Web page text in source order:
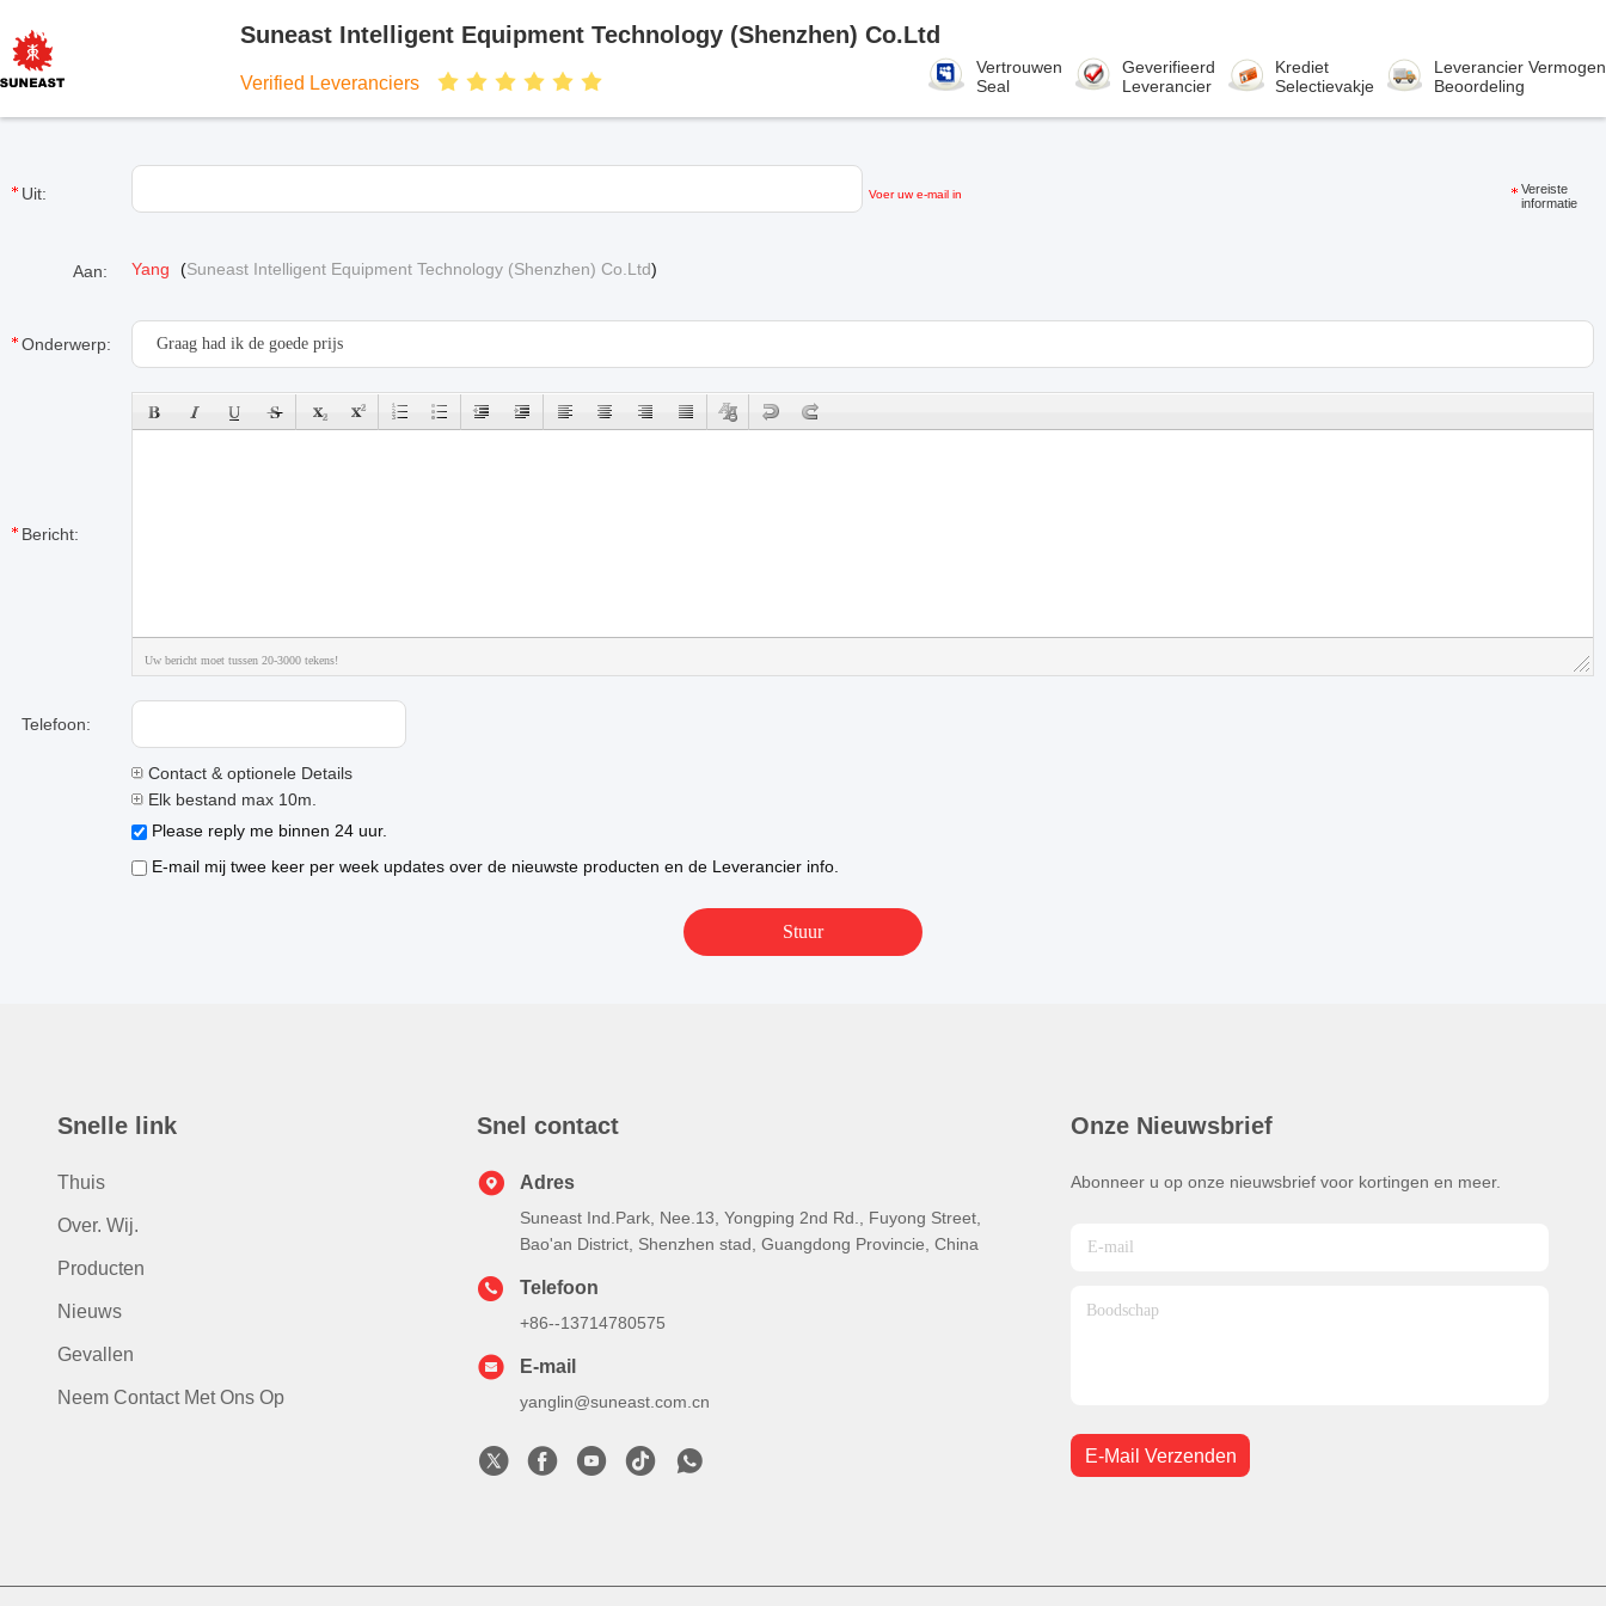
Suneast Intelligent Equipment Technology (Shenzhen) Co.Ltd
Verified Leveranciers
Vertrouwen
Seal
Geverifieerd
Leverancier
Krediet
Selectievakje
Leverancier Vermogen
Beoordeling
Uit: Voer uw e-mail in
Vereiste
informatie
Aan: Yang (Suneast Intelligent Equipment Technology (Shenzhen) Co.Ltd)
Onderwerp:
Bericht:
Uw bericht moet tussen 20-3000 tekens!
Telefoon:
Contact & optionele Details
Elk bestand max 10m.
Please reply me binnen 24 uur.
E-mail mij twee keer per week updates over de nieuwste producten en de Leverancier info.
Snelle link
Thuis
Over. Wij.
Producten
Nieuws
Gevallen
Neem Contact Met Ons Op
Snel contact
Adres
Suneast Ind.Park, Nee.13, Yongping 2nd Rd., Fuyong Street,
Bao'an District, Shenzhen stad, Guangdong Provincie, China
Telefoon
+86--13714780575
E-mail
yanglin@suneast.com.cn
Onze Nieuwsbrief
Abonneer u op onze nieuwsbrief voor kortingen en meer.
E-Mail Verzenden